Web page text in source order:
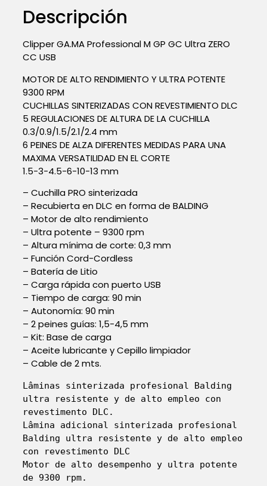
Descripción
Clipper GA.MA Professional M GP GC Ultra ZERO
CC USB
MOTOR DE ALTO RENDIMIENTO Y ULTRA POTENTE
9300 RPM
CUCHILLAS SINTERIZADAS CON REVESTIMIENTO DLC
5 REGULACIONES DE ALTURA DE LA CUCHILLA
0.3/0.9/1.5/2.1/2.4 mm
6 PEINES DE ALZA DIFERENTES MEDIDAS PARA UNA
MAXIMA VERSATILIDAD EN EL CORTE
1.5-3-4.5-6-10-13 mm
– Cuchilla PRO sinterizada
– Recubierta en DLC en forma de BALDING
– Motor de alto rendimiento
– Ultra potente – 9300 rpm
– Altura mínima de corte: 0,3 mm
– Función Cord-Cordless
– Batería de Litio
– Carga rápida con puerto USB
– Tiempo de carga: 90 min
– Autonomía: 90 min
– 2 peines guías: 1,5-4,5 mm
– Kit: Base de carga
– Aceite lubricante y Cepillo limpiador
– Cable de 2 mts.
Lâminas sinterizada profesional Balding
ultra resistente y de alto empleo con
revestimento DLC.
Lâmina adicional sinterizada profesional
Balding ultra resistente y de alto empleo
con revestimento DLC
Motor de alto desempenho y ultra potente
de 9300 rpm.